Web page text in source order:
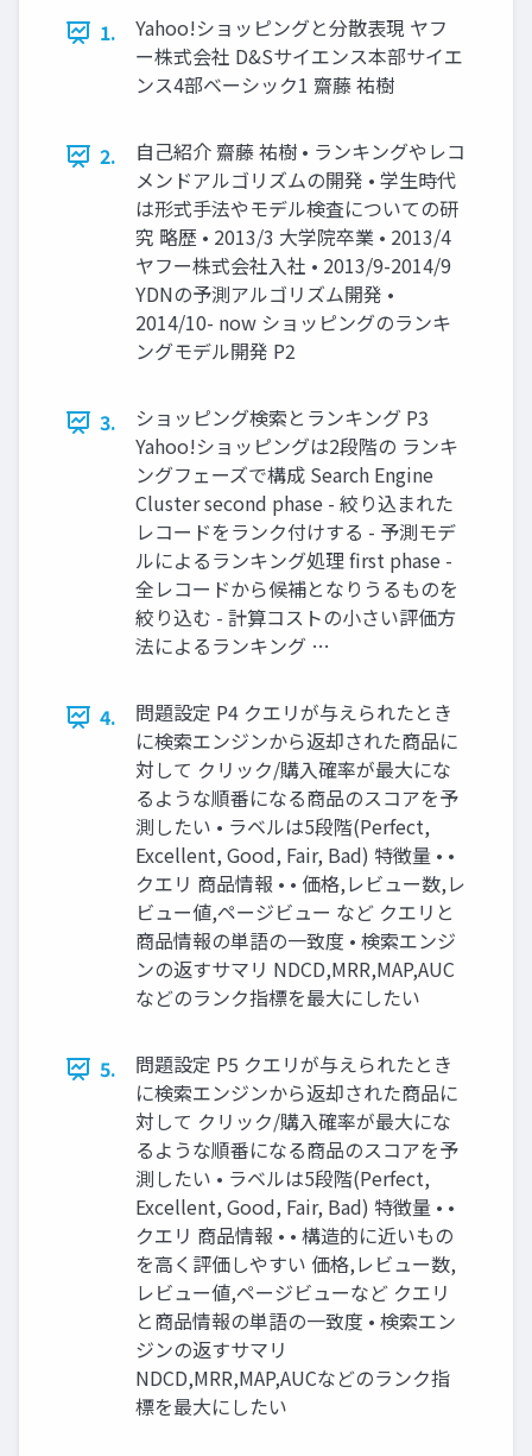
1.
Yahoo!ショッピングと分散表現 ヤフ
ー株式会社 D&Sサイエンス本部サイエ
ンス4部ベーシック1 齋藤 祐樹
2.
自己紹介 齋藤 祐樹 • ランキングやレコ
メンドアルゴリズムの開発 • 学生時代
は形式手法やモデル検査についての研
究 略歴 • 2013/3 大学院卒業 • 2013/4
ヤフー株式会社入社 • 2013/9-2014/9
YDNの予測アルゴリズム開発 •
2014/10- now ショッピングのランキ
ングモデル開発 P2
3.
ショッピング検索とランキング P3
Yahoo!ショッピングは2段階の ランキ
ングフェーズで構成 Search Engine
Cluster second phase - 絞り込まれた
レコードをランク付けする - 予測モデ
ルによるランキング処理 first phase -
全レコードから候補となりうるものを
絞り込む - 計算コストの小さい評価方
法によるランキング …
4.
問題設定 P4 クエリが与えられたとき
に検索エンジンから返却された商品に
対して クリック/購入確率が最大にな
るような順番になる商品のスコアを予
測したい • ラベルは5段階(Perfect,
Excellent, Good, Fair, Bad) 特徴量 • •
クエリ 商品情報 • • 価格,レビュー数,レ
ビュー値,ページビュー など クエリと
商品情報の単語の一致度 • 検索エンジ
ンの返すサマリ NDCD,MRR,MAP,AUC
などのランク指標を最大にしたい
5.
問題設定 P5 クエリが与えられたとき
に検索エンジンから返却された商品に
対して クリック/購入確率が最大にな
るような順番になる商品のスコアを予
測したい • ラベルは5段階(Perfect,
Excellent, Good, Fair, Bad) 特徴量 • •
クエリ 商品情報 • • 構造的に近いもの
を高く評価しやすい 価格,レビュー数,
レビュー値,ページビューなど クエリ
と商品情報の単語の一致度 • 検索エン
ジンの返すサマリ
NDCD,MRR,MAP,AUCなどのランク指
標を最大にしたい